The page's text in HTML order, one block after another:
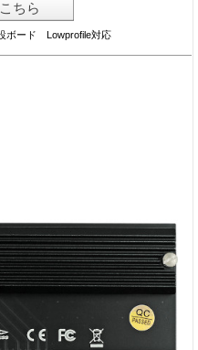
ちら
ボード Lowprofile対応